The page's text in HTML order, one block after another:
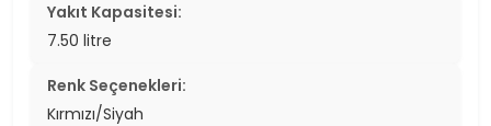
Yakıt Kapasitesi:
7.50 litre
Renk Seçenekleri:
Kırmızı/Siyah